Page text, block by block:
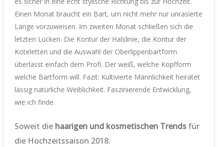
Einen Monat braucht ein Bart, um nicht mehr nur unrasierte
Länge vorzuweisen. Im zweiten Monat schließen sich die
letzten Lücken. Die Kontur der Halslinie, die Kontur der
Koteletten und die Auswahl der Oberlippenbartform
überlasst einfach dem Profi. Der weiß, welche Kopfform
welche Bartform will. Fazit: Kultivierte Männlichkeit heiratet
lässig natürliche Weiblichkeit. Faszinierende Entwicklung,
wie ich finde.
Soweit die haarigen und kosmetischen Trends für
die Hochzeitssaison 2018.